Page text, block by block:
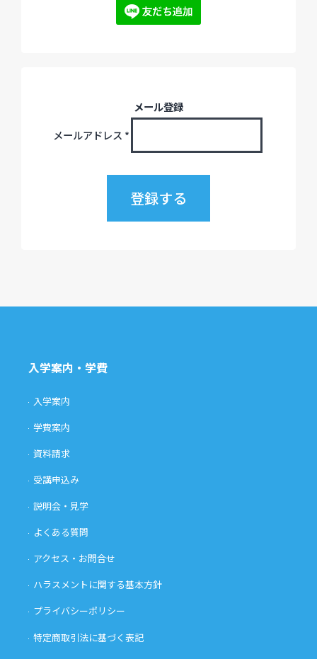
メール登録
メールアドレス *
入学案内・学費
入学案内
学費案内
資料請求
受講申込み
説明会・見学
よくある質問
アクセス・お問合せ
ハラスメントに関する基本方針
プライバシーポリシー
特定商取引法に基づく表記